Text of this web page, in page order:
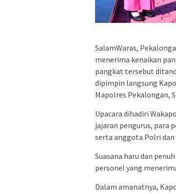
SalamWaras,
menerima kenaikan
pangkat tersebut
dipimpin langsung
Mapolres Pekalongan,
Upacara dihadiri
jajaran pengurus, para
serta anggota Polri dan
Suasana haru dan
personel yang
Dalam amanatnya,